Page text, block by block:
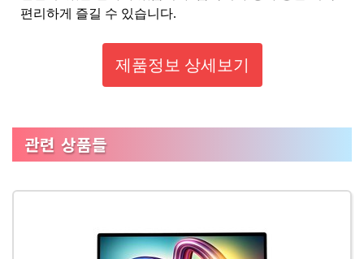
편리하게 즐길 수 있습니다.
제품정보 상세보기
관련 상품들